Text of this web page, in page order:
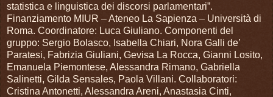
statistica e linguistica dei discorsi parlamentari”.
Finanziamento MIUR – Ateneo La Sapienza – Università di
Roma. Coordinatore: Luca Giuliano. Componenti del
gruppo: Sergio Bolasco, Isabella Chiari, Nora Galli de’
Paratesi, Fabrizia Giuliani, Gevisa La Rocca, Gianni Losito,
Emanuela Piemontese, Alessandra Rimano, Gabriella
Salinetti, Gilda Sensales, Paola Villani. Collaboratori:
Cristina Antonetti, Alessandra Areni, Anastasia Cinti,